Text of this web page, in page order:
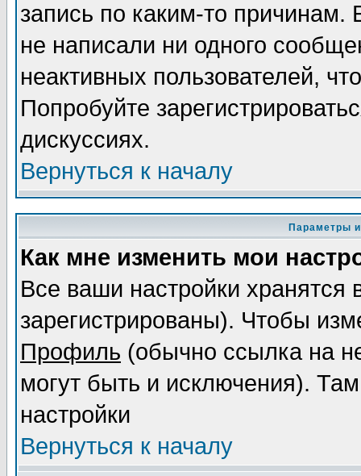
запись по каким-то
не написали ни одного
неактивных пользователей,
Попробуйте
дискуссиях.
Вернуться к началу
Параметры
Как мне изменить мои
Все ваши настройки
зарегистрированы). Чтобы
Профиль (обычно ссылка на
могут быть и исключения).
настройки
Вернуться к началу